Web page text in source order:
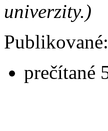
univerzity.)
prečítané